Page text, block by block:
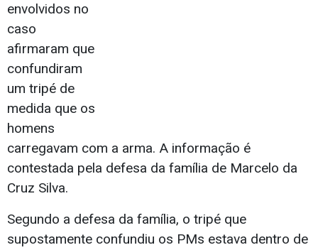
envolvidos no
caso
afirmaram que
confundiram
um tripé de
medida que os
homens
carregavam com a arma. A informação é
contestada pela defesa da família de Marcelo da
Cruz Silva.
Segundo a defesa da família, o tripé que
supostamente confundiu os PMs estava dentro de